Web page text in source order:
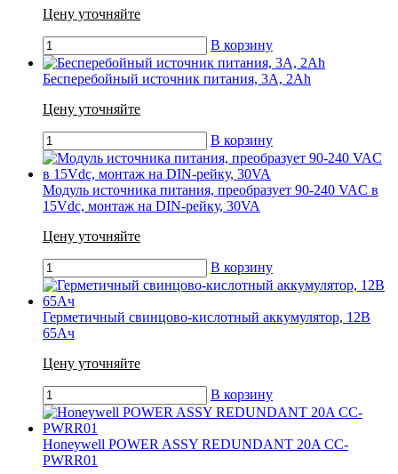
Цену уточняйте
В корзину
Бесперебойный источник питания, 3A, 2Ah
Цену уточняйте
В корзину
Модуль источника питания, преобразует 90-240 VAC в
15Vdc, монтаж на DIN-рейку, 30VA
Цену уточняйте
В корзину
Герметичный свинцово-кислотный аккумулятор, 12В
65Ач
Цену уточняйте
В корзину
Honeywell POWER ASSY REDUNDANT 20A CC-
PWRR01